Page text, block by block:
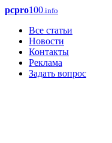
pcpro100.info
Все статьи
Новости
Контакты
Реклама
Задать вопрос